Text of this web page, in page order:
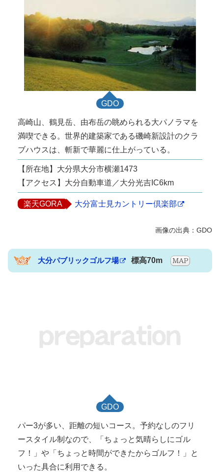
GDO
高崎山、鶴見岳、由布岳の眺められる大パノラマを
満喫できる。世界的建築家である磯崎新設計のクラ
ブハウスは、斬新で華麗に仕上がっている。
【所在地】大分県大分市横瀬1473
【アクセス】大分自動車道／大分光吉IC6km
楽天GORA 大分富士見カントリー倶楽部
大分パブリックゴルフ場 標高70m
GDO
パー3が多い、距離の短いコース。予約なしのフリ
ースタイル制なので、「ちょっと気晴らしにゴル
フ！」や「ちょっと時間ができたからゴルフ！」と
いった具合に利用できる。